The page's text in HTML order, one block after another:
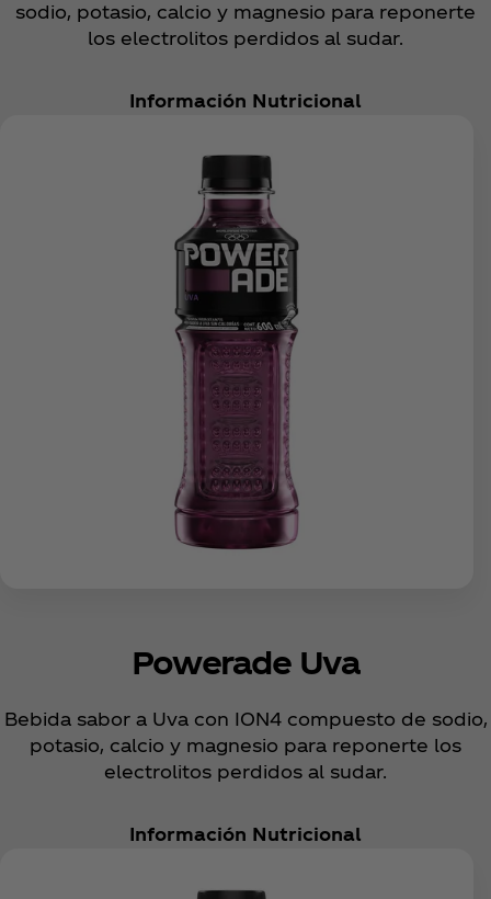
sodio, potasio, calcio y magnesio para reponerte
los electrolitos perdidos al sudar.
Información Nutricional
Powerade Uva
Bebida sabor a Uva con ION4 compuesto de sodio,
potasio, calcio y magnesio para reponerte los
electrolitos perdidos al sudar.
Información Nutricional